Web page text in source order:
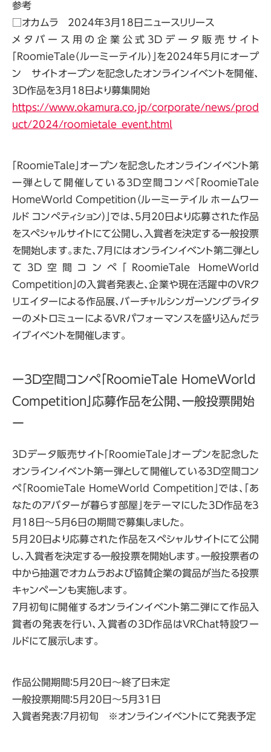
参考
□オカムラ 2024年3月18日ニュースリリース
メタバース用の企業公式3Dデータ販売サイト
「RoomieTale（ルーミーテイル）」を2024年5月にオープ
ン サイトオープンを記念したオンラインイベントを開催、
3D作品を3月18日より募集開始
https://www.okamura.co.jp/corporate/news/prod
uct/2024/roomietale_event.html
「RoomieTale」オープンを記念したオンラインイベント第
一弾として開催している3D空間コンペ「RoomieTale
HomeWorld Competition（ルーミーテイル ホームワー
ルド コンペティション）」では、5月20日より応募された作品
をスペシャルサイトにて公開し、入賞者を決定する一般投票
を開始します。また、7月にはオンラインイベント第二弾とし
て3D空間コンペ「RoomieTale HomeWorld
Competition」の入賞者発表と、企業や現在活躍中のVRク
リエイターによる作品展、バーチャルシンガーソングライタ
ーのメトロミューによるVRパフォーマンスを盛り込んだラ
イブイベントを開催します。
ー3D空間コンペ「RoomieTale HomeWorld
Competition」応募作品を公開、一般投票開始
ー
3Dデータ販売サイト「RoomieTale」オープンを記念した
オンラインイベント第一弾として開催している3D空間コン
ペ「RoomieTale HomeWorld Competition」では、「あ
なたのアバターが暮らす部屋」をテーマにした3D作品を3
月18日～5月6日の期間で募集しました。
5月20日より応募された作品をスペシャルサイトにて公開
し、入賞者を決定する一般投票を開始します。一般投票者の
中から抽選でオカムラおよび協賛企業の賞品が当たる投票
キャンペーンも実施します。
7月初旬に開催するオンラインイベント第二弾にて作品入
賞者の発表を行い、入賞者の3D作品はVRChat特設ワー
ルドにて展示します。
作品公開期間：5月20日～終了日未定
一般投票期間：5月20日～5月31日
入賞者発表：7月初旬 ※オンラインイベントにて発表予定